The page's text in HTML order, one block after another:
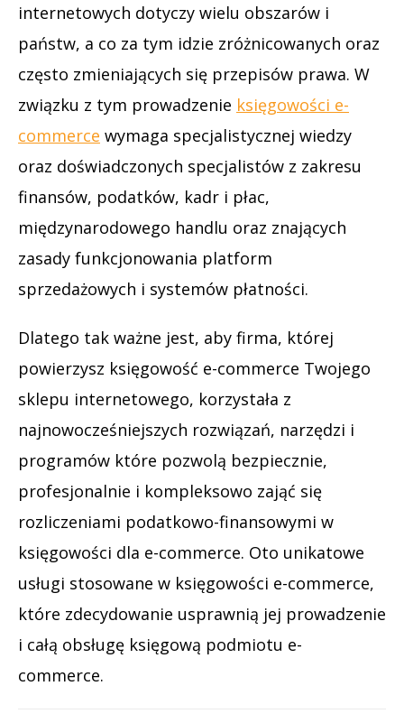
internetowych dotyczy wielu obszarów i
państw, a co za tym idzie zróżnicowanych oraz
często zmieniających się przepisów prawa. W
związku z tym prowadzenie księgowości e-
commerce wymaga specjalistycznej wiedzy
oraz doświadczonych specjalistów z zakresu
finansów, podatków, kadr i płac,
międzynarodowego handlu oraz znających
zasady funkcjonowania platform
sprzedażowych i systemów płatności.
Dlatego tak ważne jest, aby firma, której
powierzysz księgowość e-commerce Twojego
sklepu internetowego, korzystała z
najnowocześniejszych rozwiązań, narzędzi i
programów które pozwolą bezpiecznie,
profesjonalnie i kompleksowo zająć się
rozliczeniami podatkowo-finansowymi w
księgowości dla e-commerce. Oto unikatowe
usługi stosowane w księgowości e-commerce,
które zdecydowanie usprawnią jej prowadzenie
i całą obsługę księgową podmiotu e-
commerce.